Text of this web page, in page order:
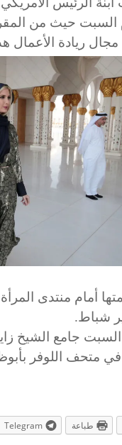
السبت حيث من
ريادة الأعمال
أمام منتدى
جامع الشيخ
متحف اللوفر
طباعة Telegram